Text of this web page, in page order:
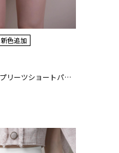
新色追加
フラップポイントプリーツショートパンツ